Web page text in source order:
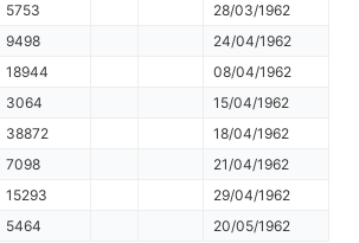
5753
28/03/1962
9498
24/04/1962
18944
08/04/1962
3064
15/04/1962
38872
18/04/1962
7098
21/04/1962
15293
29/04/1962
5464 20/05/1962